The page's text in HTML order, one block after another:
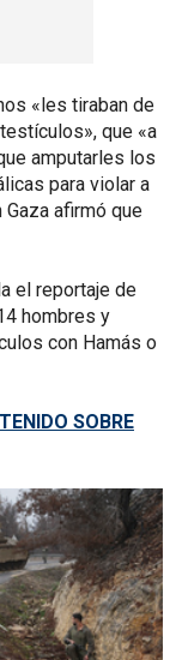
«les tiraban de
que «a
amputarles los
para violar a
afirmó que
el reportaje de
hombres y
con Hamás o
SOBRE